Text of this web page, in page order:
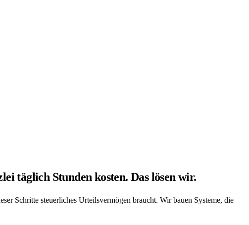
täglich Stunden kosten. Das lösen wir.
Schritte steuerliches Urteilsvermögen braucht. Wir bauen Systeme, die